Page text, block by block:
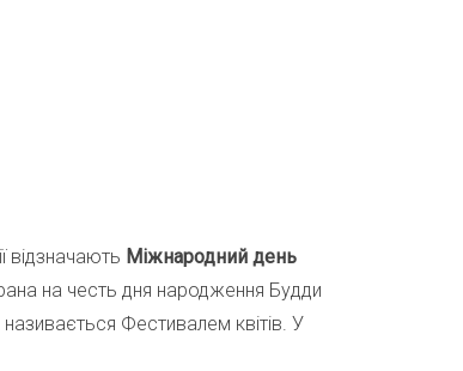
відзначають Міжнародний день
на честь дня народження Будди
Фестивалем квітів. У